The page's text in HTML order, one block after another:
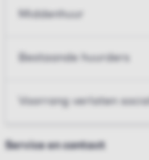
Middenhuur
Bestaande huurders
Voorrang verlaten
Service en contact